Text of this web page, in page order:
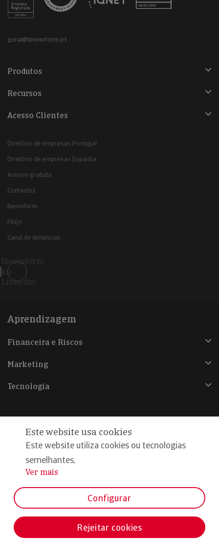
geral@iberinform.pt
Produtos
Recursos
Acesso Clientes
Diretório de empresas Portugal
Diretório de empresas Espanha
Acesso gratuito
Contactos
Iberinform
FAQs
Canal de denúncias
Iberinform
en
Linkedin
Aprendizagem
Financeira e Riscos
Marketing
Tecnologia
@Copyright 2026, Iberinform
Aviso legal
Política de cookies
Declaração de privacidade
Compromisso qualidade e segurança
Este website usa cookies
Este website utiliza cookies ou tecnologias
semelhantes,
...
Ver mais
Configurar
Rejeitar cookies